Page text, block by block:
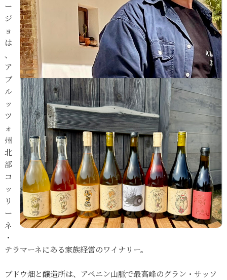
ー
ジ
ョ
は
、
ア
ブ
ル
ッ
ツ
ォ
州
北
部
コ
ッ
リ
ー
ネ
・
テラマーネにある家族経営のワイナリー。
ブドウ畑と醸造所は、アペニン山脈で最高峰のグラン・サッソ